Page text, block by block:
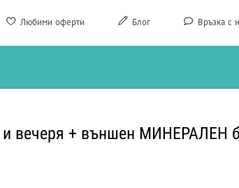
Любими оферти Блог Връзка с
вечеря + външен МИНЕРАЛЕН